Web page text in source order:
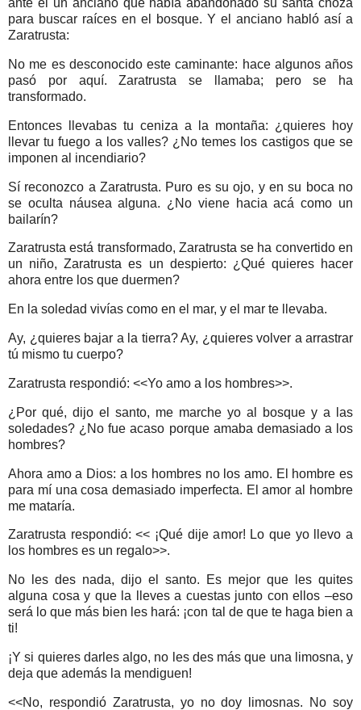
ante él un anciano que había abandonado su santa choza
para buscar raíces en el bosque. Y el anciano habló así a
Zaratrusta:
No me es desconocido este caminante: hace algunos años
pasó por aquí. Zaratrusta se llamaba; pero se ha
transformado.
Entonces llevabas tu ceniza a la montaña: ¿quieres hoy
llevar tu fuego a los valles? ¿No temes los castigos que se
imponen al incendiario?
Sí reconozco a Zaratrusta. Puro es su ojo, y en su boca no
se oculta náusea alguna. ¿No viene hacia acá como un
bailarín?
Zaratrusta está transformado, Zaratrusta se ha convertido en
un niño, Zaratrusta es un despierto: ¿Qué quieres hacer
ahora entre los que duermen?
En la soledad vivías como en el mar, y el mar te llevaba.
Ay, ¿quieres bajar a la tierra? Ay, ¿quieres volver a arrastrar
tú mismo tu cuerpo?
Zaratrusta respondió: <<Yo amo a los hombres>>.
¿Por qué, dijo el santo, me marche yo al bosque y a las
soledades? ¿No fue acaso porque amaba demasiado a los
hombres?
Ahora amo a Dios: a los hombres no los amo. El hombre es
para mí una cosa demasiado imperfecta. El amor al hombre
me mataría.
Zaratrusta respondió: << ¡Qué dije amor! Lo que yo llevo a
los hombres es un regalo>>.
No les des nada, dijo el santo. Es mejor que les quites
alguna cosa y que la lleves a cuestas junto con ellos –eso
será lo que más bien les hará: ¡con tal de que te haga bien a
ti!
¡Y si quieres darles algo, no les des más que una limosna, y
deja que además la mendiguen!
<<No, respondió Zaratrusta, yo no doy limosnas. No soy